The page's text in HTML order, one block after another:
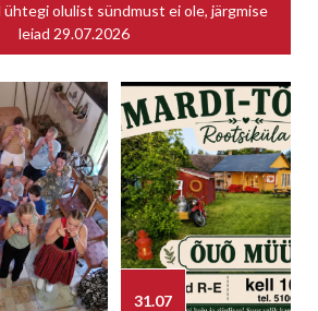
ühtegi olulist sündmust ei ole, järgmise
leiad 29.07.2026
31.07